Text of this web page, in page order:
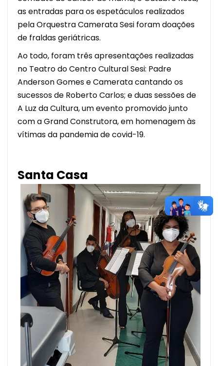
as entradas para os espetáculos realizados
pela Orquestra Camerata Sesi foram doações
de fraldas geriátricas.
Ao todo, foram três apresentações realizadas
no Teatro do Centro Cultural Sesi: Padre
Anderson Gomes e Camerata cantando os
sucessos de Roberto Carlos; e duas sessões de
A Luz da Cultura, um evento promovido junto
com a Grand Construtora, em homenagem às
vítimas da pandemia de covid-19.
Santa Casa